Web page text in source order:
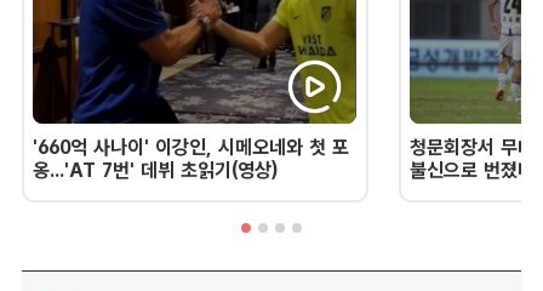
'660억 사나이' 이강인, 시메오네와 첫 포
옹...'AT 7번' 데뷔 초읽기(영상)
청문회장서 무너
불신으로 번졌